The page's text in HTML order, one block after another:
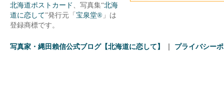
北海道ポストカード
、写真集“北海
道に恋して”発行元「 宝泉堂® 」は
登録商標です。
写真家・縄田賴信公式ブログ【北海道に恋して】 プライバシー